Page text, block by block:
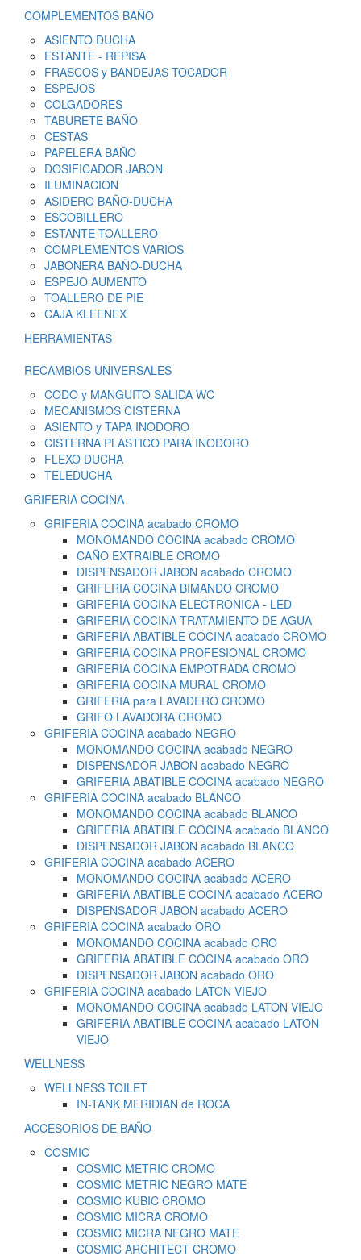
COMPLEMENTOS BAÑO
ASIENTO DUCHA
ESTANTE - REPISA
FRASCOS y BANDEJAS TOCADOR
ESPEJOS
COLGADORES
TABURETE BAÑO
CESTAS
PAPELERA BAÑO
DOSIFICADOR JABON
ILUMINACION
ASIDERO BAÑO-DUCHA
ESCOBILLERO
ESTANTE TOALLERO
COMPLEMENTOS VARIOS
JABONERA BAÑO-DUCHA
ESPEJO AUMENTO
TOALLERO DE PIE
CAJA KLEENEX
HERRAMIENTAS
RECAMBIOS UNIVERSALES
CODO y MANGUITO SALIDA WC
MECANISMOS CISTERNA
ASIENTO y TAPA INODORO
CISTERNA PLASTICO PARA INODORO
FLEXO DUCHA
TELEDUCHA
GRIFERIA COCINA
GRIFERIA COCINA acabado CROMO
MONOMANDO COCINA acabado CROMO
CAÑO EXTRAIBLE CROMO
DISPENSADOR JABON acabado CROMO
GRIFERIA COCINA BIMANDO CROMO
GRIFERIA COCINA ELECTRONICA - LED
GRIFERIA COCINA TRATAMIENTO DE AGUA
GRIFERIA ABATIBLE COCINA acabado CROMO
GRIFERIA COCINA PROFESIONAL CROMO
GRIFERIA COCINA EMPOTRADA CROMO
GRIFERIA COCINA MURAL CROMO
GRIFERIA para LAVADERO CROMO
GRIFO LAVADORA CROMO
GRIFERIA COCINA acabado NEGRO
MONOMANDO COCINA acabado NEGRO
DISPENSADOR JABON acabado NEGRO
GRIFERIA ABATIBLE COCINA acabado NEGRO
GRIFERIA COCINA acabado BLANCO
MONOMANDO COCINA acabado BLANCO
GRIFERIA ABATIBLE COCINA acabado BLANCO
DISPENSADOR JABON acabado BLANCO
GRIFERIA COCINA acabado ACERO
MONOMANDO COCINA acabado ACERO
GRIFERIA ABATIBLE COCINA acabado ACERO
DISPENSADOR JABON acabado ACERO
GRIFERIA COCINA acabado ORO
MONOMANDO COCINA acabado ORO
GRIFERIA ABATIBLE COCINA acabado ORO
DISPENSADOR JABON acabado ORO
GRIFERIA COCINA acabado LATON VIEJO
MONOMANDO COCINA acabado LATON VIEJO
GRIFERIA ABATIBLE COCINA acabado LATON
VIEJO
WELLNESS
WELLNESS TOILET
IN-TANK MERIDIAN de ROCA
ACCESORIOS DE BAÑO
COSMIC
COSMIC METRIC CROMO
COSMIC METRIC NEGRO MATE
COSMIC KUBIC CROMO
COSMIC MICRA CROMO
COSMIC MICRA NEGRO MATE
COSMIC ARCHITECT CROMO